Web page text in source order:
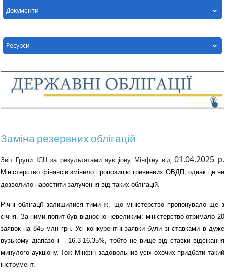
Документи
Ресурси
Заміна резервних облігацій
Звіт Групи ICU за результатами аукціону Мінфіну від 01.04.2025 р.
Міністерство фінансів змінило пропозицію гривневих ОВДП, однак це не
дозволило наростити залучення від таких облігацій.
Річні облігації залишилися тими ж, що міністерство пропонувало ще з
січня. За ними попит був відносно невеликим: міністерство отримало 20
заявок на 845 млн грн. Усі конкурентні заявки були зі ставками в дуже
вузькому діапазоні – 16.3-16.35%, тобто не вище від ставки відсікання
минулого аукціону. Тож Мінфін задовольнив усіх охочих придбати такий
інструмент.